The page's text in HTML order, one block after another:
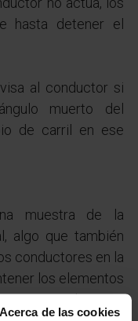
Acerca de las cookies
hasta detener el
al conductor si
muerto del
de carril en ese
muestra de la
algo que también
conductores en la
los elementos
condiciones,